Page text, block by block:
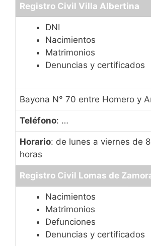
Registro Civil Villa Albertina
DNI
Nacimientos
Matrimonios
Denuncias y certificados
Bayona N° 70 entre Homero y
Teléfono: …
Horario: de lunes a viernes de
horas
Registro Civil Lomas de
Nacimientos
Matrimonios
Defunciones
Denuncias y certificados